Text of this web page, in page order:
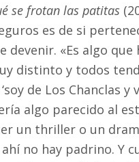
se frotan las patitas
es de si
devenir. «Es algo
distinto y todos
de Los Chanclas y
algo parecido al
un thriller o un
no hay padrino. Y